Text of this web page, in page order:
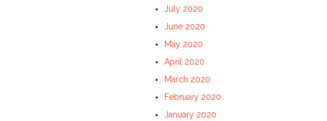
July 2020
June 2020
May 2020
April 2020
March 2020
February 2020
January 2020